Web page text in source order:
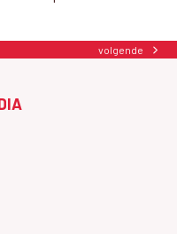
next
volgende